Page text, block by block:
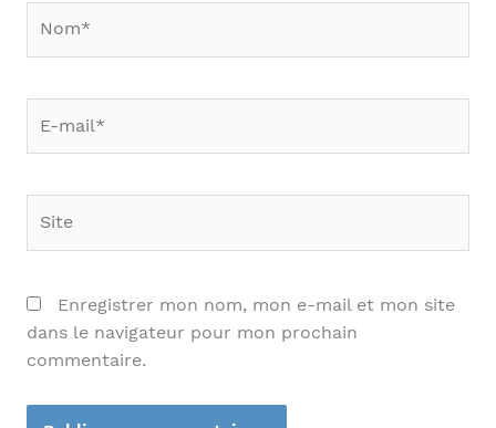
mail*
Enregistrer mon nom, mon e-mail et mon site
dans le navigateur pour mon prochain
commentaire.